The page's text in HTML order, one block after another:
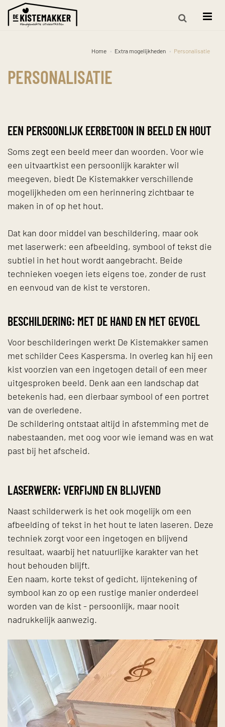
Home Extra mogelijkheden Personalisatie
PERSONALISATIE
EEN PERSOONLIJK EERBETOON IN BEELD EN HOUT
Soms zegt een beeld meer dan woorden. Voor wie
een uitvaartkist een persoonlijk karakter wil
meegeven, biedt De Kistemakker verschillende
mogelijkheden om een herinnering zichtbaar te
maken in of op het hout.
Dat kan door middel van beschildering, maar ook
met laserwerk: een afbeelding, symbool of tekst die
subtiel in het hout wordt aangebracht. Beide
technieken voegen iets eigens toe, zonder de rust
en eenvoud van de kist te verstoren.
BESCHILDERING: MET DE HAND EN MET GEVOEL
Voor beschilderingen werkt De Kistemakker samen
met schilder Cees Kaspersma. In overleg kan hij een
kist voorzien van een ingetogen detail of een meer
uitgesproken beeld. Denk aan een landschap dat
betekenis had, een dierbaar symbool of een portret
van de overledene.
De schildering ontstaat altijd in afstemming met de
nabestaanden, met oog voor wie iemand was en wat
past bij het afscheid.
LASERWERK: VERFIJND EN BLIJVEND
Naast schilderwerk is het ook mogelijk om een
afbeelding of tekst in het hout te laten laseren. Deze
techniek zorgt voor een ingetogen en blijvend
resultaat, waarbij het natuurlijke karakter van het
hout behouden blijft.
Een naam, korte tekst of gedicht, lijntekening of
symbool kan zo op een rustige manier onderdeel
worden van de kist - persoonlijk, maar nooit
nadrukkelijk aanwezig.